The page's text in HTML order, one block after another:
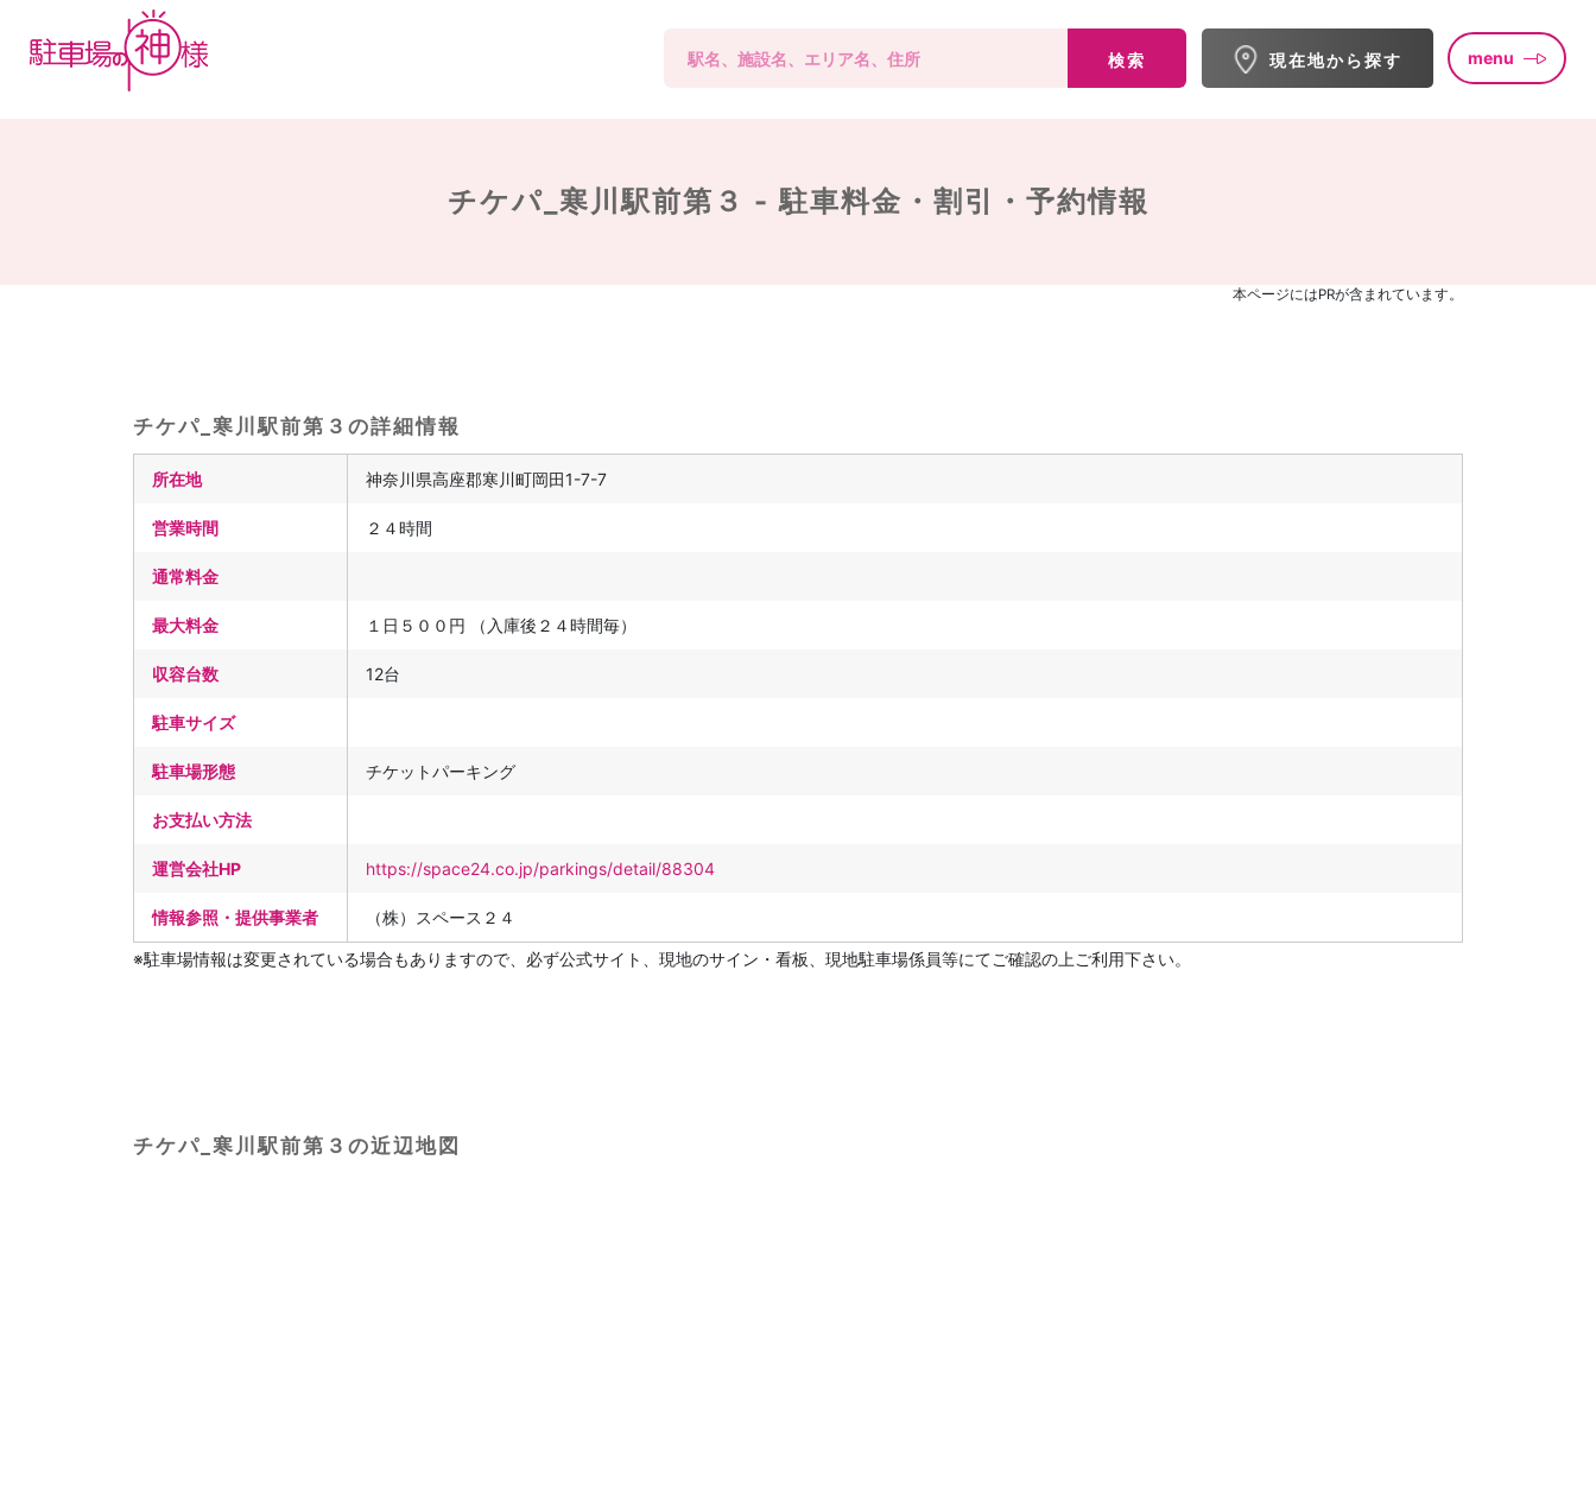
検索 現在地から探す menu
チケパ_寒川駅前第３ -駐車料金・割引・予約情報
本ページにはPRが含まれています。
チケパ_寒川駅前第３の詳細情報
所在地 神奈川県高座郡寒川町岡田1-7-7
営業時間 ２４時間
通常料金
最大料金 １日５００円 （入庫後２４時間毎）
収容台数 12台
駐車サイズ
駐車場形態 チケットパーキング
お支払い方法
運営会社HP https://space24.co.jp/parkings/detail/88304
情報参照・提供事業者 （株）スペース２４
※駐車場情報は変更されている場合もありますので、必ず公式サイト、現地のサイン・看板、現地駐車場係員等にてご確認の上ご利用下さい。
チケパ_寒川駅前第３の近辺地図